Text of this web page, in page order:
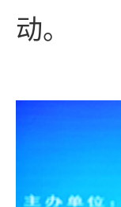
动。